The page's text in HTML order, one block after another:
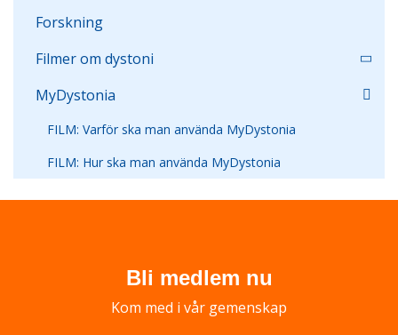
Forskning
Filmer om dystoni
MyDystonia
FILM: Varför ska man använda MyDystonia
FILM: Hur ska man använda MyDystonia
Bli medlem nu
Kom med i vår gemenskap